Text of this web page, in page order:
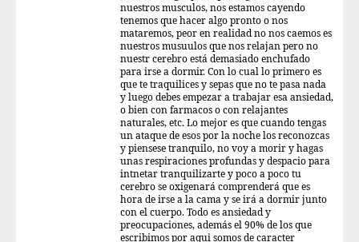
nuestros musculos, nos estamos cayendo
tenemos que hacer algo pronto o nos
mataremos, peor en realidad no nos caemos es
nuestros musuulos que nos relajan pero no
nuestr cerebro está demasiado enchufado
para irse a dormir. Con lo cual lo primero es
que te traquilices y sepas que no te pasa nada
y luego debes empezar a trabajar esa ansiedad,
o bien con farmacos o con relajantes
naturales, etc. Lo mejor es que cuando tengas
un ataque de esos por la noche los reconozcas
y piensese tranquilo, no voy a morir y hagas
unas respiraciones profundas y despacio para
intnetar tranquilizarte y poco a poco tu
cerebro se oxigenará comprenderá que es
hora de irse a la cama y se irá a dormir junto
con el cuerpo. Todo es ansiedad y
preocupaciones, además el 90% de los que
escribimos por aqui somos de caracter